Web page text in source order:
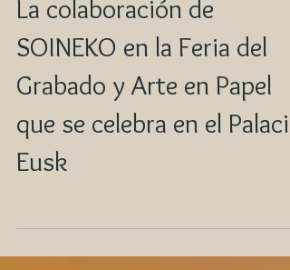
La colaboración de
SOINEKO en la Feria del
Grabado y Arte en Papel
que se celebra en el Palacio